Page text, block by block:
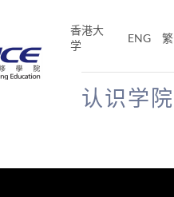
香港大
学
ENG 繁
认识学院